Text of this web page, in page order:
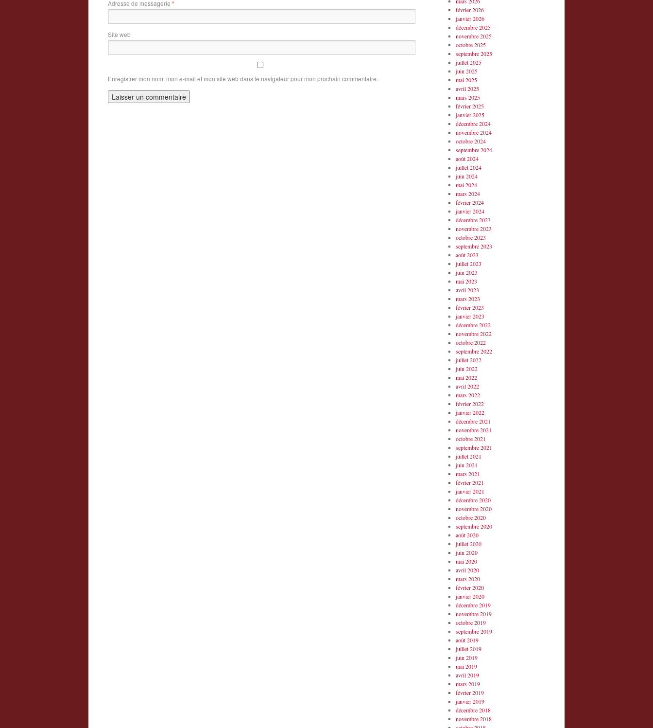
Adresse de messagerie *
Site web
Enregistrer mon nom, mon e-mail et mon site web dans le navigateur pour mon prochain commentaire.
février 2026
janvier 2026
décembre 2025
novembre 2025
octobre 2025
septembre 2025
juillet 2025
juin 2025
mai 2025
avril 2025
mars 2025
février 2025
janvier 2025
décembre 2024
novembre 2024
octobre 2024
septembre 2024
août 2024
juillet 2024
juin 2024
mai 2024
mars 2024
février 2024
janvier 2024
décembre 2023
novembre 2023
octobre 2023
septembre 2023
août 2023
juillet 2023
juin 2023
mai 2023
avril 2023
mars 2023
février 2023
janvier 2023
décembre 2022
novembre 2022
octobre 2022
septembre 2022
juillet 2022
juin 2022
mai 2022
avril 2022
mars 2022
février 2022
janvier 2022
décembre 2021
novembre 2021
octobre 2021
septembre 2021
juillet 2021
juin 2021
mars 2021
février 2021
janvier 2021
décembre 2020
novembre 2020
octobre 2020
septembre 2020
août 2020
juillet 2020
juin 2020
mai 2020
avril 2020
mars 2020
février 2020
janvier 2020
décembre 2019
novembre 2019
octobre 2019
septembre 2019
août 2019
juillet 2019
juin 2019
mai 2019
avril 2019
mars 2019
février 2019
janvier 2019
décembre 2018
novembre 2018